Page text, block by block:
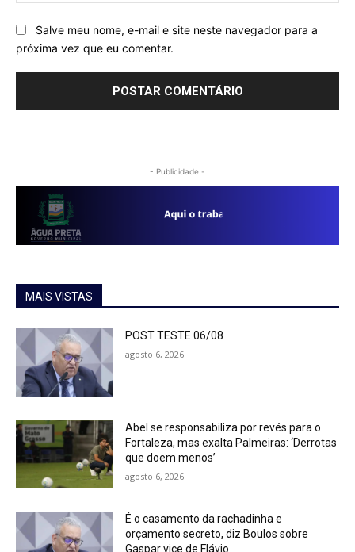
Salve meu nome, e-mail e site neste navegador para a
próxima vez que eu comentar.
- Publicidade -
MAIS VISTAS
POST TESTE 06/08
agosto 6, 2026
Abel se responsabiliza por revés para o
Fortaleza, mas exalta Palmeiras: ‘Derrotas
que doem menos’
agosto 6, 2026
É o casamento da rachadinha e
orçamento secreto, diz Boulos sobre
Gaspar vice de Flávio